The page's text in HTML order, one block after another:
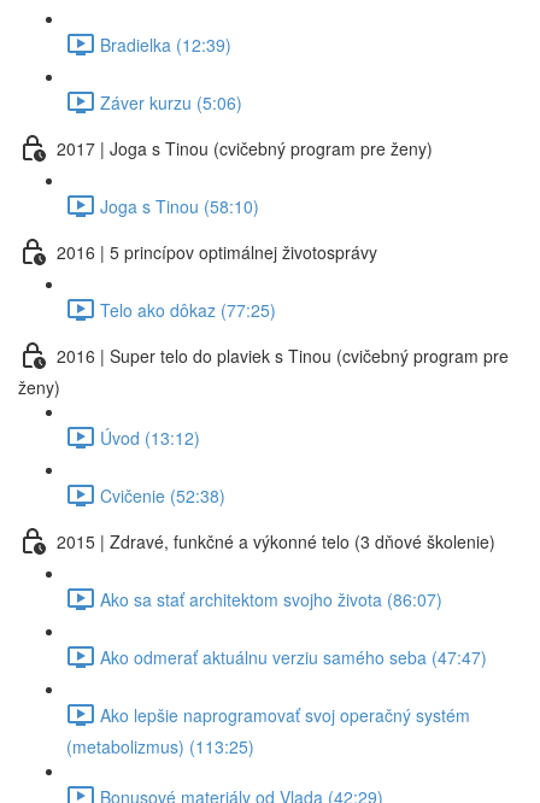
Bradielka (12:39)
Záver kurzu (5:06)
2017 | Joga s Tinou (cvičebný program pre ženy)
Joga s Tinou (58:10)
2016 | 5 princípov optimálnej životosprávy
Telo ako dôkaz (77:25)
2016 | Super telo do plaviek s Tinou (cvičebný program pre
ženy)
Úvod (13:12)
Cvičenie (52:38)
2015 | Zdravé, funkčné a výkonné telo (3 dňové školenie)
Ako sa stať architektom svojho života (86:07)
Ako odmerať aktuálnu verziu samého seba (47:47)
Ako lepšie naprogramovať svoj operačný systém
(metabolizmus) (113:25)
Bonusové materiály od Vlada (42:29)